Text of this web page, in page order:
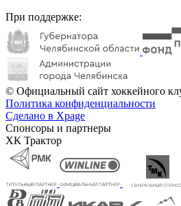
При поддержке:
© Официальный сайт хоккейного
Политика конфиденциальности
Сделано в Xpage
Спонсоры и партнеры
ХК Трактор